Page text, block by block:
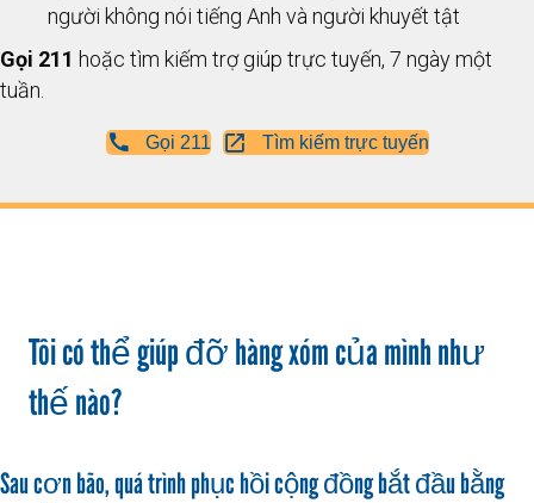
người không nói tiếng Anh và người khuyết tật
Gọi 211 hoặc tìm kiếm trợ giúp trực tuyến, 7 ngày một
tuần.
Gọi 211 Tìm kiếm trực tuyến
Tôi có thể giúp đỡ hàng xóm của mình như
thế nào?
Sau cơn bão, quá trình phục hồi cộng đồng bắt đầu bằng